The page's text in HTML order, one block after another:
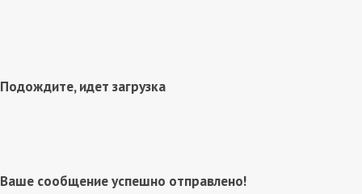
Подождите, идет загрузка
Ваше сообщение успешно отправлено!